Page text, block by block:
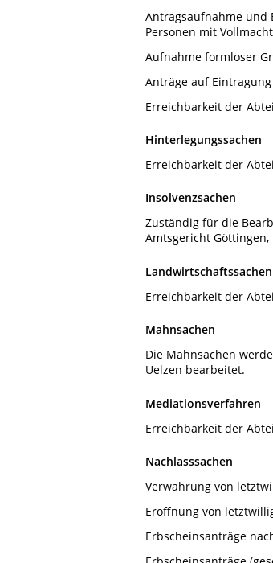
Antragsaufnahme und
Personen mit
Aufnahme formloser
Anträge auf
Erreichbarkeit der
Hinterlegungssachen
Erreichbarkeit der
Insolvenzsachen
Zuständig für die
Amtsgericht Göttingen,
Landwirtschaftssachen
Erreichbarkeit der
Mahnsachen
Die Mahnsachen
Uelzen bearbeitet.
Mediationsverfahren
Erreichbarkeit der
Nachlasssachen
Verwahrung von
Eröffnung von
Erbscheinsanträge